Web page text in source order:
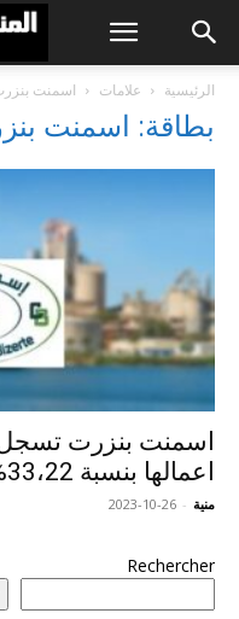
الرئيسية علامات اسمنت
بطاقة: اسمنت
اسمنت بنزرت تسجل
اعمالها بنسبة 33،22% مع موفي...
منية -
2023-10-26
Rechercher